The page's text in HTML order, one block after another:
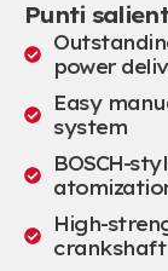
Punti
power
Easy
system
BOSCH-
High-